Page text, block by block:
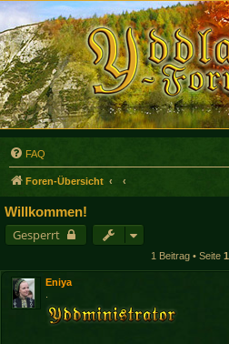
FAQ
Foren-Übersicht
Willkommen!
Gesperrt
1 Beitrag • Seite 1
Eniya